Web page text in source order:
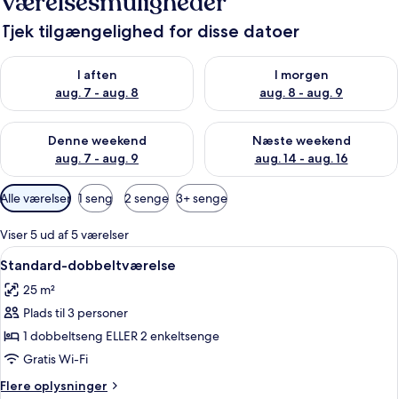
e
Tjek tilgængelighed for disse datoer
I aften
aug. 7 - aug. 8
Tjek tilgængelighed for i aften aug. 7 - aug. 8
I morgen
aug. 8 - aug. 9
Tjek tilgængelighed for i
Denne weekend
aug. 7 - aug. 9
Tjek tilgængelighed for denne weekend aug. 7 - aug. 9
Næste weekend
aug. 14 - aug. 16
Tjek tilgængelighed for næste
Tilgængelige
filtre
for
værelser
Alle værelser 1 seng 2 senge 3+ senge
Viser 5 ud af 5 værelser
Indlæs
alle
billeder
af
Standard-
dobbeltværelse
1 soveværelse, premium-sengetøj,
9
Standard-dobbeltværelse
25 m²
Plads til 3 personer
1 dobbeltseng ELLER 2 enkeltsenge
Gratis Wi-Fi
Flere oplysninger
Flere